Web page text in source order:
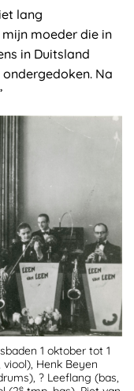
lang
moeder die in
in Duitsland
Na
1 oktober tot 1
Henk Beyen
? Leeflang (bas,
e